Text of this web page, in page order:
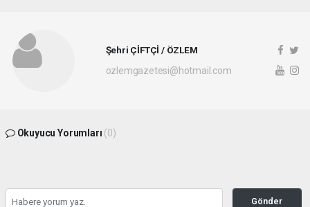
Şehri ÇİFTÇİ / ÖZLEM
ozlemgazetesi@hotmail.com
Okuyucu Yorumları (0)
Gönder